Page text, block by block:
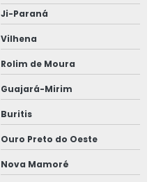
Ji-Paraná
Vilhena
Rolim de Moura
Guajará-Mirim
Buritis
Ouro Preto do Oeste
Nova Mamoré